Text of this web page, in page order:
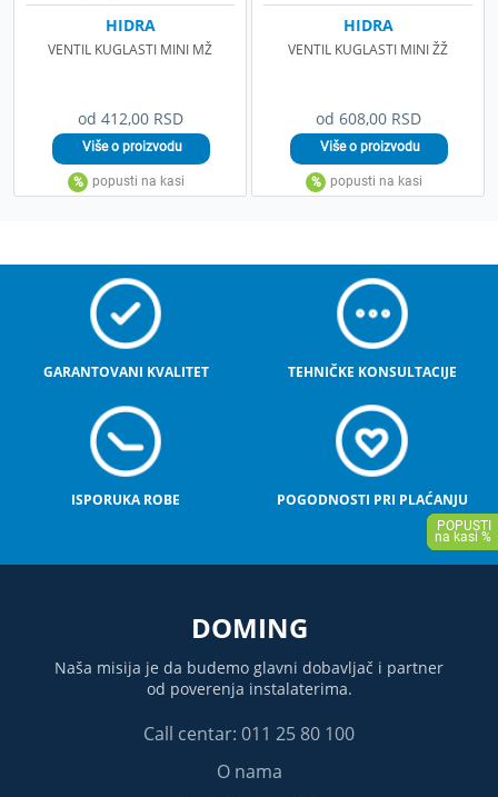
od 412,00 RSD
HIDRA
VENTIL KUGLASTI MINI MŽ
od 608,00 RSD
HIDRA
VENTIL KUGLASTI MINI ŽŽ
GARANTOVANI KVALITET TEHNIČKE KONSULTACIJE
ISPORUKA ROBE POGODNOSTI PRI PLAĆANJU
DOMING
Naša misija je da budemo glavni dobavljač i partner
od poverenja instalaterima.
Call centar: 011 25 80 100
O nama